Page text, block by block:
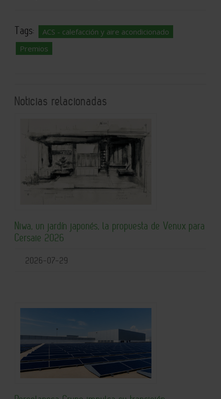
Tags:
ACS - calefacción y aire acondicionado
Premios
Noticias relacionadas
Niwa, un jardín japonés, la propuesta de Venux para
Cersaie 2026
2026-07-29